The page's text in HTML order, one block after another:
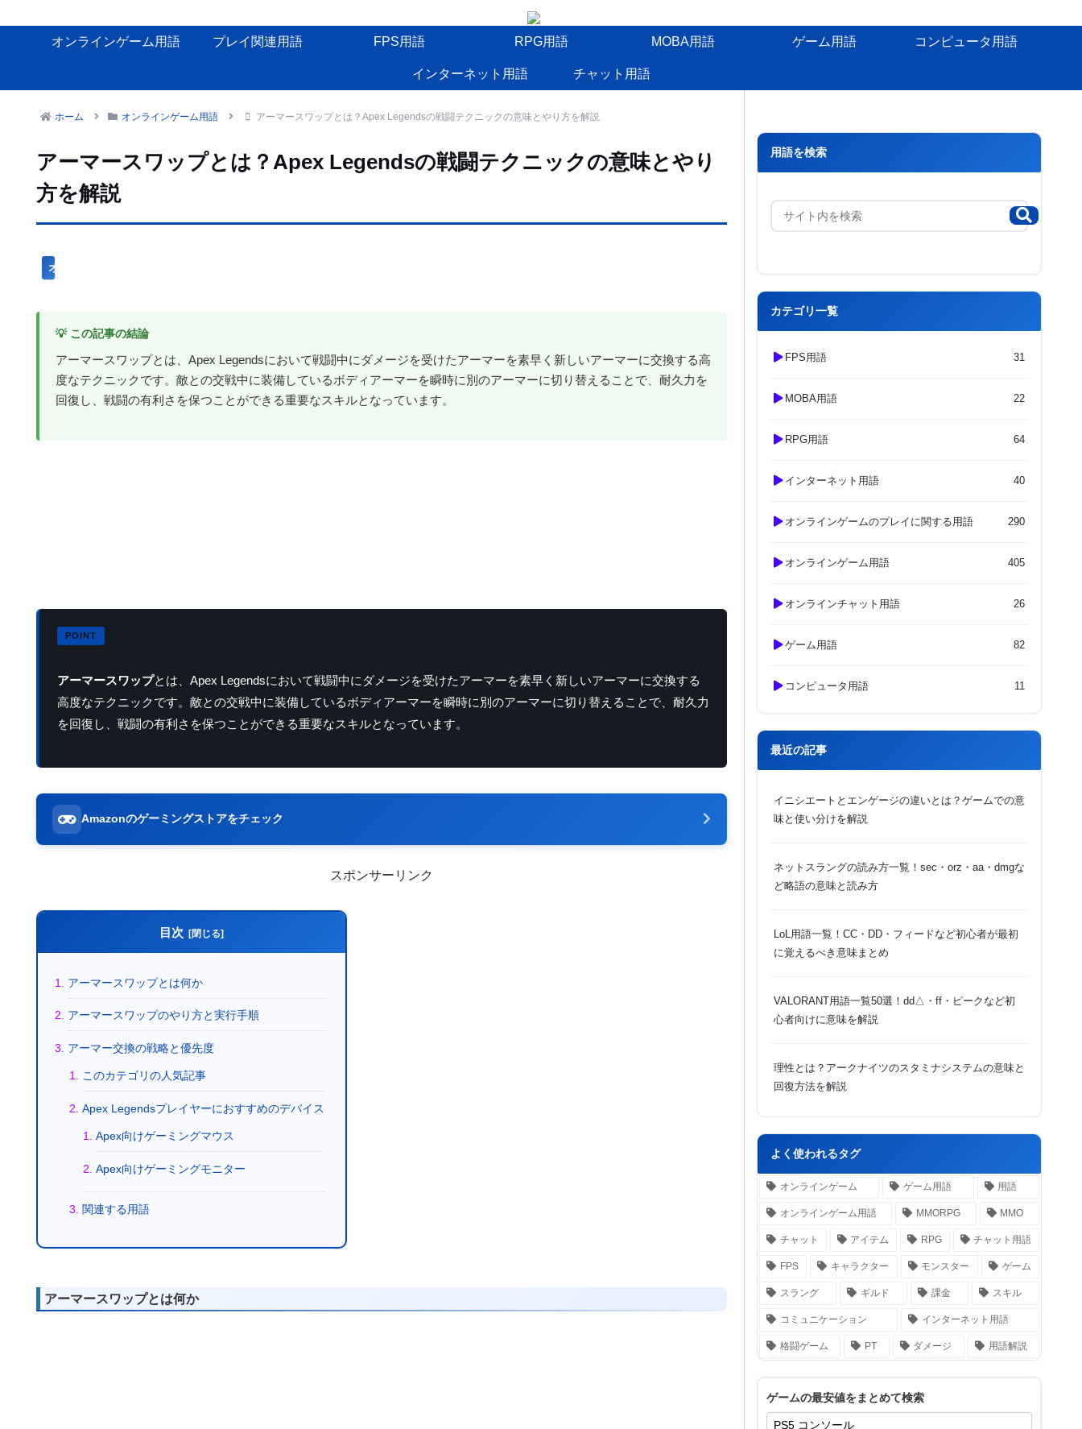
オンラインゲーム用語 プレイ関連用語 FPS用語 RPG用語 MOBA用語 ゲーム用語 コンピュータ用語
インターネット用語 チャット用語
ホーム オンラインゲーム用語 アーマースワップとは？Apex Legendsの戦闘テクニックの意味とやり方を解説
アーマースワップとは？Apex Legendsの戦闘テクニックの意味とやり
方を解説
オンラインゲーム用語
💡 この記事の結論
アーマースワップとは、Apex Legendsにおいて戦闘中にダメージを受けたアーマーを素早く新しいアーマーに交換する高
度なテクニックです。敵との交戦中に装備しているボディアーマーを瞬時に別のアーマーに切り替えることで、耐久力を
回復し、戦闘の有利さを保つことができる重要なスキルとなっています。
アーマースワップとは、Apex Legendsにおいて戦闘中にダメージを受けたアーマーを素早く新しいアーマーに交換する
高度なテクニックです。敵との交戦中に装備しているボディアーマーを瞬時に別のアーマーに切り替えることで、耐久力
を回復し、戦闘の有利さを保つことができる重要なスキルとなっています。
Amazonのゲーミングストアをチェック
スポンサーリンク
目次
アーマースワップとは何か
アーマースワップのやり方と実行手順
アーマー交換の戦略と優先度
このカテゴリの人気記事
Apex Legendsプレイヤーにおすすめのデバイス
Apex向けゲーミングマウス
Apex向けゲーミングモニター
関連する用語
アーマースワップとは何か
用語を検索
カテゴリ一覧
FPS用語 31
MOBA用語 22
RPG用語 64
インターネット用語 40
オンラインゲームのプレイに関する用語 290
オンラインゲーム用語 405
オンラインチャット用語 26
ゲーム用語 82
コンピュータ用語 11
最近の記事
イニシエートとエンゲージの違いとは？ゲームでの意
味と使い分けを解説
ネットスラングの読み方一覧！sec・orz・aa・dmgな
ど略語の意味と読み方
LoL用語一覧！CC・DD・フィードなど初心者が最初
に覚えるべき意味まとめ
VALORANT用語一覧50選！dd△・ff・ピークなど初
心者向けに意味を解説
理性とは？アークナイツのスタミナシステムの意味と
回復方法を解説
よく使われるタグ
オンラインゲーム ゲーム用語 用語
オンラインゲーム用語 MMORPG MMO
チャット アイテム RPG チャット用語
FPS キャラクター モンスター ゲーム
スラング ギルド 課金 スキル
コミュニケーション インターネット用語
格闘ゲーム PT ダメージ 用語解説
ゲームの最安値をまとめて検索